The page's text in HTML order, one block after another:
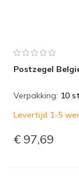
Postzegel
Verpakking: 10
Levertijd 1-5
€ 97,69